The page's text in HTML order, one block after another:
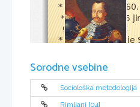
* Umrl je leta 1360.
* 28. aprila 1415
grad       Pliberk
* 11.aprila 1415 je
Sorodne vsebine
Sociološka metodologija
Rimljani [04]